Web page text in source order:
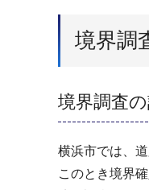
境界調
境界調査
横浜市では、
このとき境界